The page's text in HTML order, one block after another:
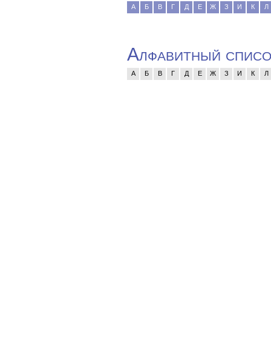
А Б В Г Д Е Ж З И К Л
Алфавитный
А Б В Г Д Е Ж З И К Л